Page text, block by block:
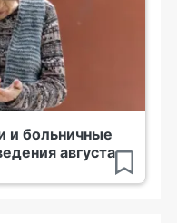
и больничные
августа